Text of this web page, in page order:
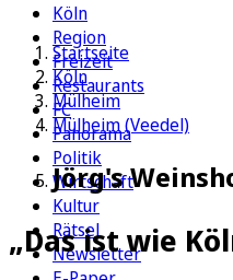
Köln
Region
Freizeit
Restaurants
FC
Panorama
Politik
Wirtschaft
Kultur
Rätsel
Newsletter
Startseite
Köln
Mülheim
Mülheim (Veedel)
Jörg's
„Das ist wie